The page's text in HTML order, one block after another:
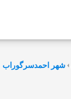
شهر احمدسرگوراب